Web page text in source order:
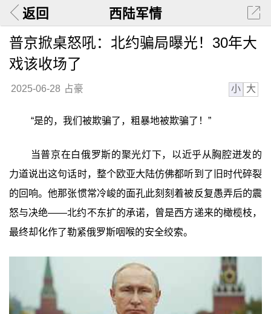
返回 西陆军情
普京掀桌怒吼：北约骗局曝光！30年大
戏该收场了
2025-06-28 占豪 小 大
“是的，我们被欺骗了，粗暴地被欺骗了！”
当普京在白俄罗斯的聚光灯下，以近乎从胸腔迸发的
力道说出这句话时，整个欧亚大陆仿佛都听到了旧时代碎裂
的回响。他那张惯常冷峻的面孔此刻刻着被反复愚弄后的震
怒与决绝——北约不东扩的承诺，曾是西方递来的橄榄枝，
最终却化作了勒紧俄罗斯咽喉的安全绞索。